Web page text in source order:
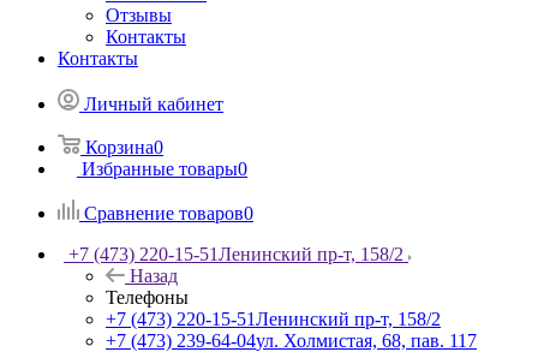
Отзывы
Контакты
Контакты
Личный кабинет
Корзина0
Избранные товары0
Сравнение товаров0
+7 (473) 220-15-51Ленинский пр-т, 158/2
Назад
Телефоны
+7 (473) 220-15-51Ленинский пр-т, 158/2
+7 (473) 239-64-04ул. Холмистая, 68, пав. 117